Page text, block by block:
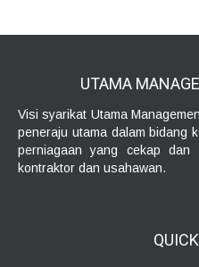
UTAMA
Visi syarikat Utama
peneraju utama dalam bidang
perniagaan yang cekap dan
kontraktor dan usahawan.
QUICK